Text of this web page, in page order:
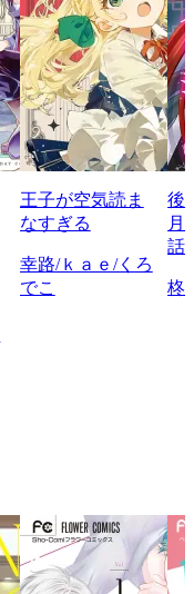
王子が空気読ま
なすぎる
幸路/ｋａｅ/くろ
でこ
後
月
話
柊